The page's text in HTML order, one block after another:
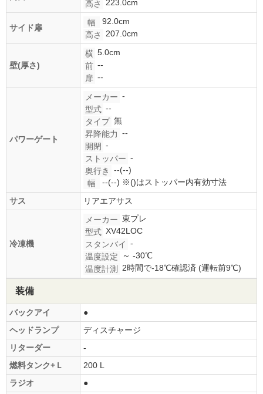
高さ
223.0cm
サイド扉
幅
92.0cm
高さ
207.0cm
壁(厚さ)
横 5.0cm
前 --
扉 --
パワーゲート
メーカー -
型式 --
タイプ 無
昇降能力 --
開閉 -
ストッパー -
奥行き
--(--)
幅
--(--) ※()はストッパー内有効寸法
サス
リアエアサス
冷凍機
メーカー 東プレ
型式 XV42LOC
スタンバイ -
温度設定
～ -30℃
温度計測
2時間で-18℃確認済 (運転前9℃)
装備
バックアイ
●
ヘッドランプ
ディスチャージ
リターダー
-
燃料タンク+Ｌ
200 L
ラジオ
●